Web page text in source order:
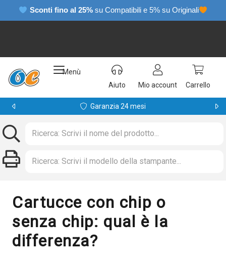
Sconti fino al 25% su Compatibili e 5% su Originali
Menù
Aiuto
Mio account Carrello
Garanzia 24 mesi
Cartucce con chip o
senza chip: qual è la
differenza?